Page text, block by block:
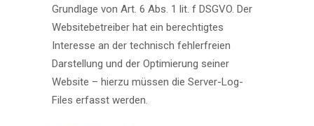
Grundlage von Art. 6 Abs. 1 lit. f DSGVO. Der
Websitebetreiber hat ein berechtigtes
Interesse an der technisch fehlerfreien
Darstellung und der Optimierung seiner
Website – hierzu müssen die Server-Log-
Files erfasst werden.